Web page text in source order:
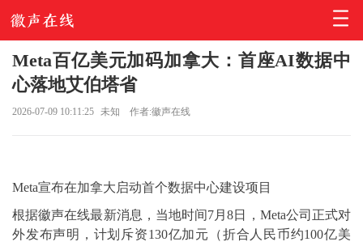
Meta百亿美元加码加拿大：首座AI数据中
心落地艾伯塔省
2026-07-09 10:11:25 未知 作者:徽声在线
Meta宣布在加拿大启动首个数据中心建设项目
根据徽声在线最新消息，当地时间7月8日，Meta公司正式对
外发布声明，计划斥资130亿加元（折合人民币约100亿美